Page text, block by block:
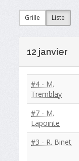
Grille Liste
12 janvier
#4 - M.
Tremblay
#7 - M.
Lapointe
#3 - R. Binet